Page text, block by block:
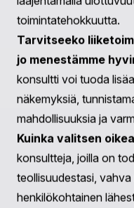
kanssa pääset käsiksi
ja asiantuntemusta,
myös kestävä. Olitpa
kasvumahdollisuuksia,
eron.
Usein kysytyt
Mitä erityisiä
Shopify-konsultit
mukaan lukien kaupan